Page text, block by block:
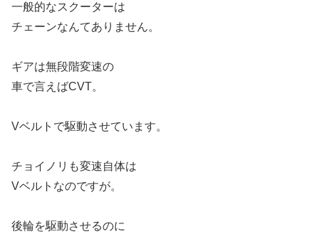
一般的なスクーターは
チェーンなんてありません。
ギアは無段階変速の
車で言えばCVT。
Vベルトで駆動させています。
チョイノリも変速自体は
Vベルトなのですが。
後輪を駆動させるのに